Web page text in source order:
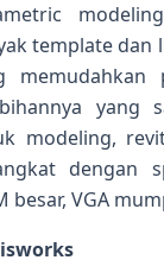
template dan
memudahkan
yang
modeling,
dengan
besar, VGA